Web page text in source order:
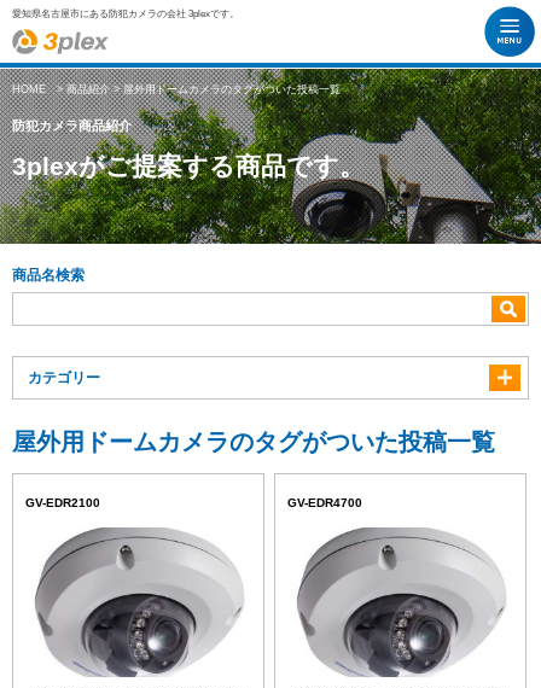
愛知県名古屋市にある防犯カメラの会社 3plexです。
HOME>商品紹介> 屋外用ドームカメラのタグがついた投稿一覧
防犯カメラ商品紹介
3plexがご提案する商品です。
商品名検索
カテゴリー
屋外用ドームカメラのタグがついた投稿一覧
GV-EDR2100 GV-EDR4700